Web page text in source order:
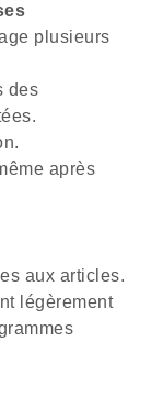
plusieurs
des
après
aux articles.
légèrement